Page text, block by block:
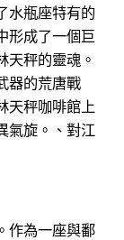
水瓶座特有的
形成了一個巨
天秤的靈魂。
器的荒唐戰
天秤咖啡館上
氣旋。、對江
為一座與鄱